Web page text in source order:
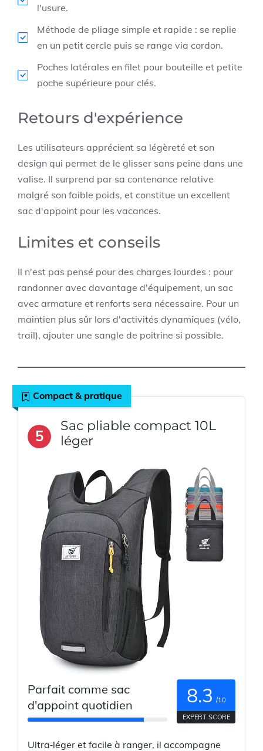
l'usure.
Méthode de pliage simple et rapide : se replie
en un petit cercle puis se range via cordon.
Poches latérales en filet pour bouteille et petite
poche supérieure pour clés.
Retours d'expérience
Les utilisateurs apprécient sa légèreté et son
design qui permet de le glisser sans peine dans une
valise. Il surprend par sa contenance relative
malgré son faible poids, et constitue un excellent
sac d'appoint pour les vacances.
Limites et conseils
Il n'est pas pensé pour des charges lourdes : pour
randonner avec davantage d'équipement, un sac
avec armature et renforts sera nécessaire. Pour un
maintien plus sûr lors d'activités dynamiques (vélo,
trail), ajouter une sangle de poitrine si possible.
Compact & pratique
5
Sac pliable compact 10L
léger
Parfait comme sac
d'appoint quotidien
8.3 /10
EXPERT SCORE
Ultra‑léger et facile à ranger, il accompagne